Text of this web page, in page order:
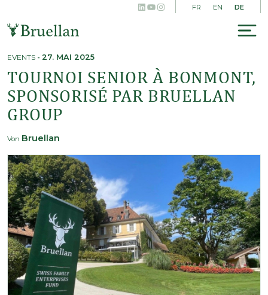
to
content
LinkedIn
YouTube
Instagram
FR EN DE
EVENTS - 27. MAI 2025
TOURNOI SENIOR À BONMONT,
SPONSORISÉ PAR BRUELLAN
GROUP
Von Bruellan